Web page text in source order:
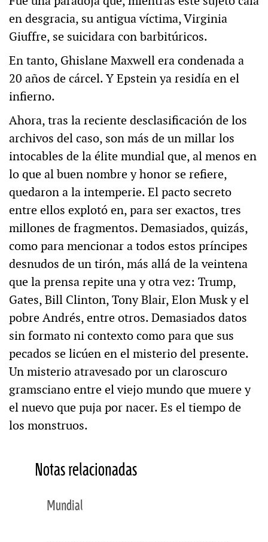
en desgracia, su antigua víctima, Virginia
Giuffre, se suicidara con barbitúricos.
En tanto, Ghislane Maxwell era condenada a
20 años de cárcel. Y Epstein ya residía en el
infierno.
Ahora, tras la reciente desclasificación de los
archivos del caso, son más de un millar los
intocables de la élite mundial que, al menos en
lo que al buen nombre y honor se refiere,
quedaron a la intemperie. El pacto secreto
entre ellos explotó en, para ser exactos, tres
millones de fragmentos. Demasiados, quizás,
como para mencionar a todos estos príncipes
desnudos de un tirón, más allá de la veintena
que la prensa repite una y otra vez: Trump,
Gates, Bill Clinton, Tony Blair, Elon Musk y el
pobre Andrés, entre otros. Demasiados datos
sin formato ni contexto como para que sus
pecados se licúen en el misterio del presente.
Un misterio atravesado por un claroscuro
gramsciano entre el viejo mundo que muere y
el nuevo que puja por nacer. Es el tiempo de
los monstruos.
Notas relacionadas
Mundial